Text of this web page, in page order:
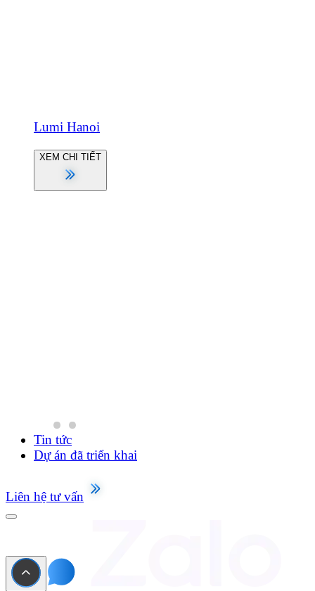
Lumi Hanoi
XEM CHI TIẾT
Tin tức
Dự án đã triển khai
Liên hệ tư vấn